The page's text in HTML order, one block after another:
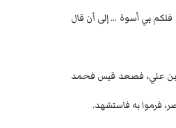
بي اُسوة … إلى أن قال
بن علي، فصعد قيس فحمد
فرموا به فاستشهد.